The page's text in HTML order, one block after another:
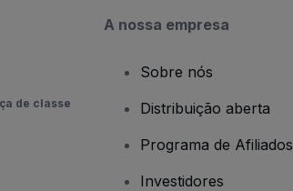
de classe
A nossa empresa
Sobre nós
Distribuição aberta
Programa de Afiliados
Investidores